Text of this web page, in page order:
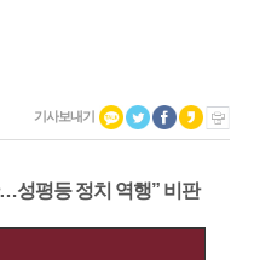
기사보내기
성평등 정치 역행” 비판